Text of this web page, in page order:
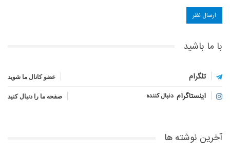
با ما باشید
تلگرام عضو کانال ما شوید
اینستاگرام دنبال کننده صفحه ما را دنبال کنید
آخرین نوشته ها